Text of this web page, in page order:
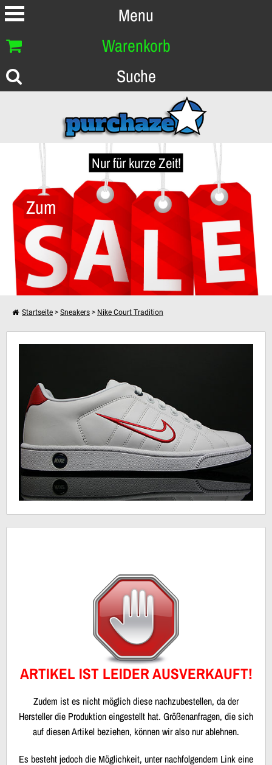
Menu
Warenkorb
Suche
Nur für kurze Zeit!
Zum
Dein Warenkorb ist leer!
Weiter einkaufen
Startseite > Sneakers > Nike Court Tradition
Nike Court Tradition 2
ARTIKEL IST LEIDER AUSVERKAUFT!
Zudem ist es nicht möglich diese nachzubestellen, da der
Hersteller die Produktion eingestellt hat. Größenanfragen, die sich
auf diesen Artikel beziehen, können wir also nur ablehnen.
Es besteht jedoch die Möglichkeit, unter nachfolgendem Link eine